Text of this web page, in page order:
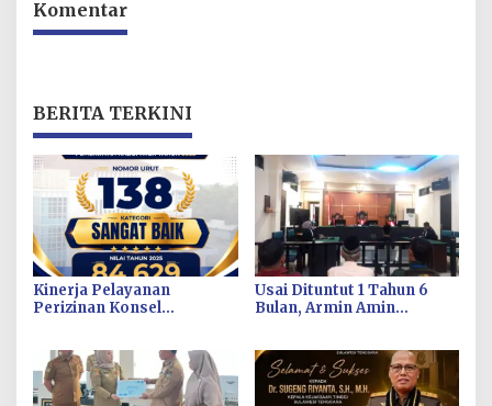
Komentar
BERITA TERKINI
Kinerja Pelayanan
Perizinan Konsel
Baik” dari Kementerian
Investasi dan
Hilirisasi/BKPM
Usai Dituntut 1 Tahun 6
Bulan, Armin Amin